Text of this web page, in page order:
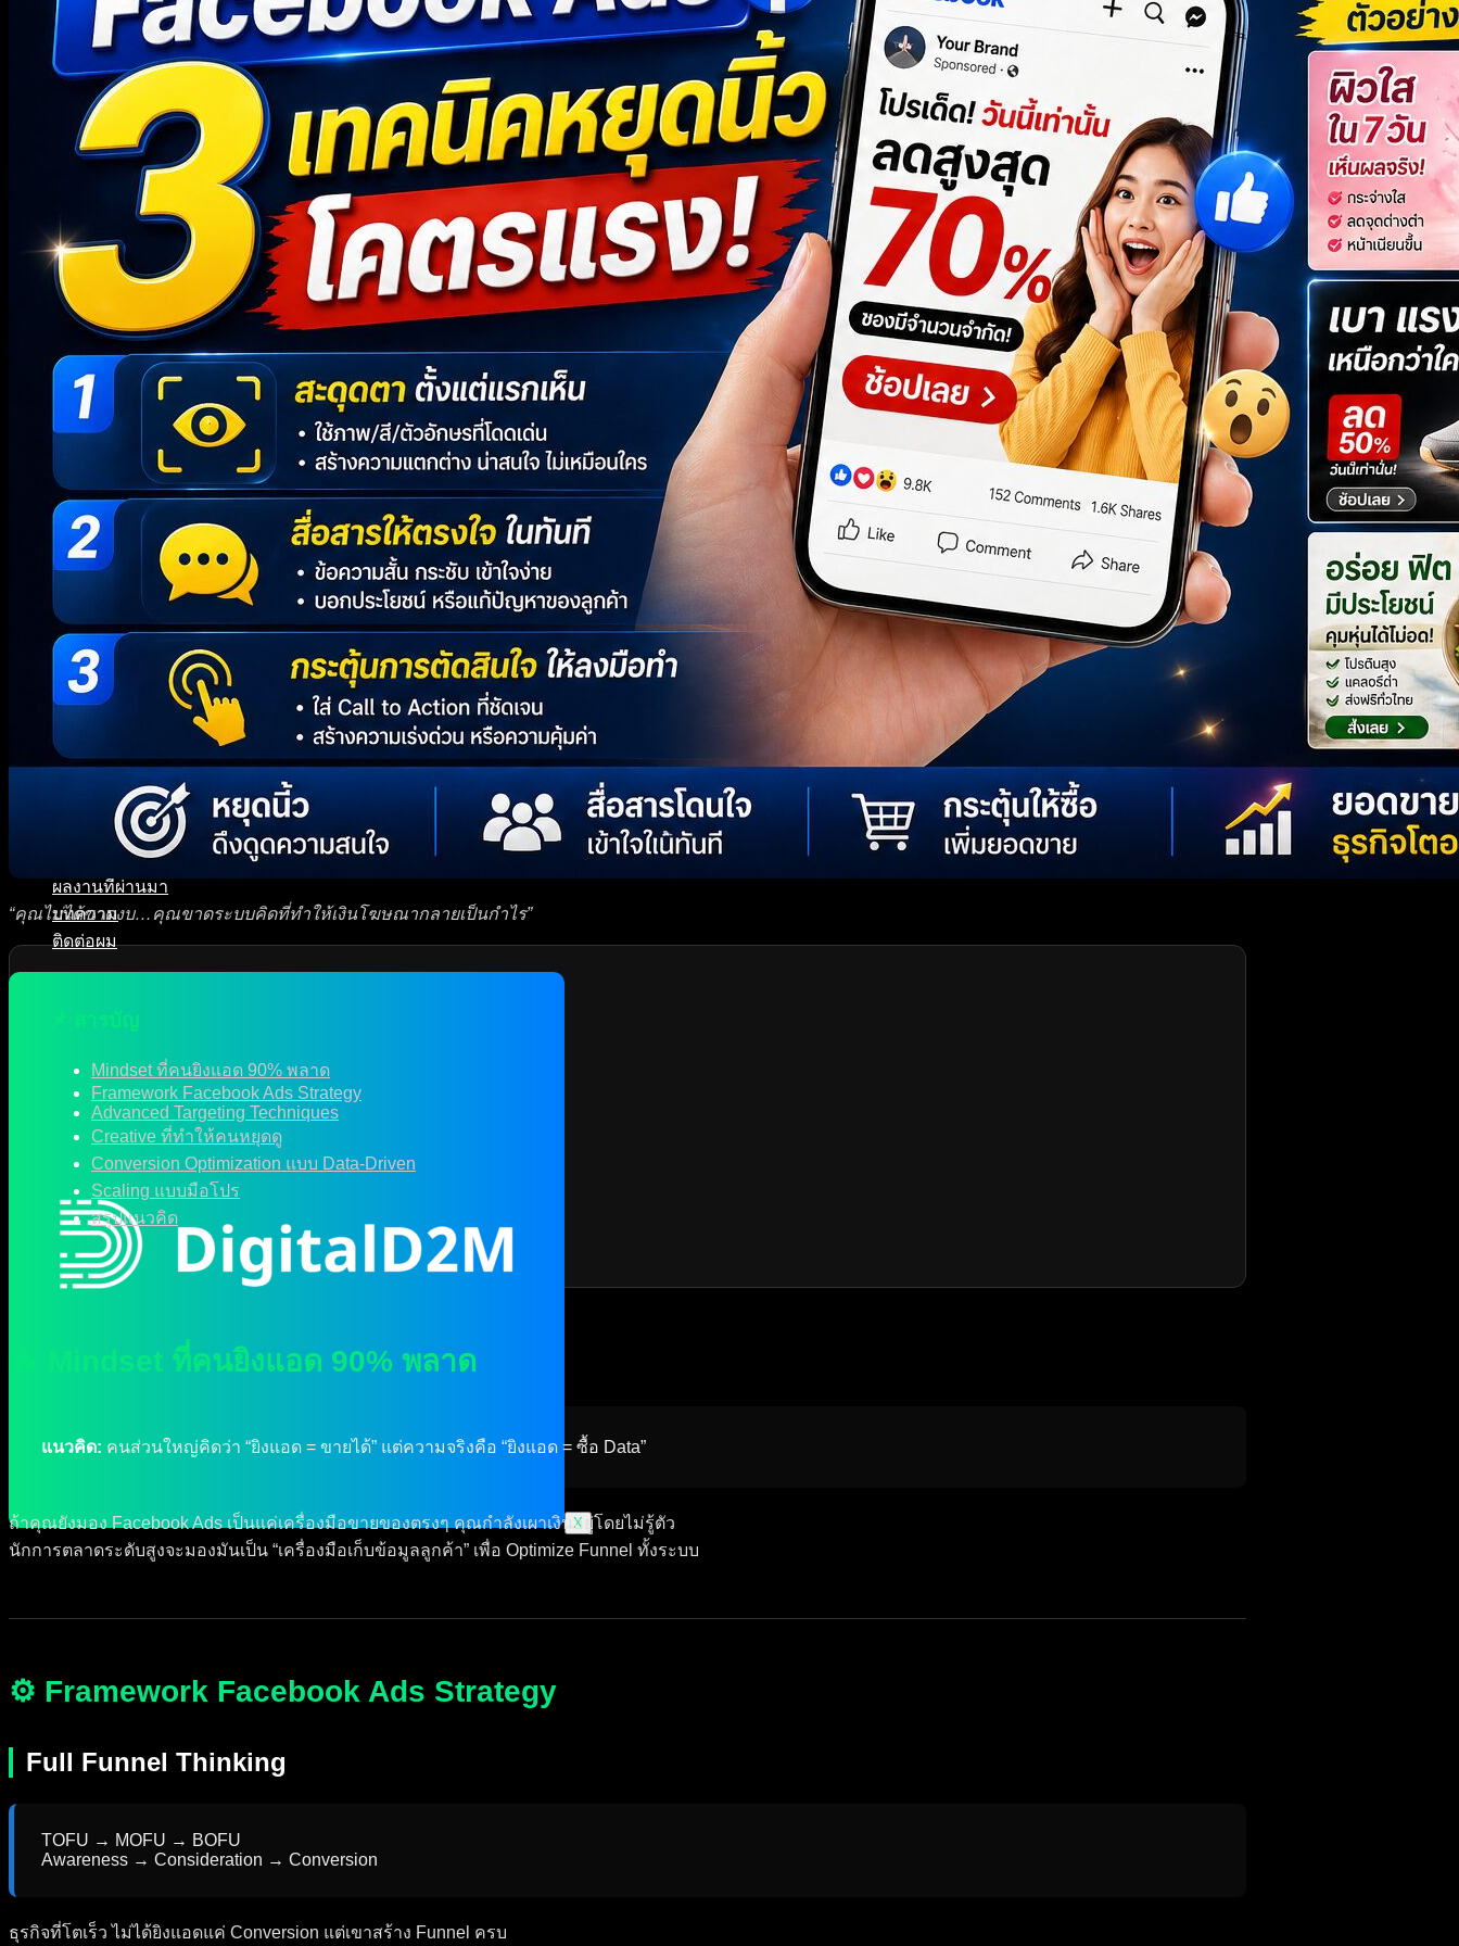
AI-Powered Performance Ads Certification
สถานที่เรียน
ขั้นตอนสมัครเรียน
นโยบายทางธุรกิจ และ การคืนเงิน
นโยบายความเป็นส่วนตัว
นโยบายคุกกี้
คอร์สทั้งหมด
คอร์ส Facebook
Facebook Ads Zero to Advance – สอนจับมือทำ ตั้งแต่ 0 จนโปร
คอร์ส Google
Google Ads Beginner to Expert – ทุกเทคนิคตั้งแต่พื้นฐานถึงขั้นสูง
คอร์ส AI
AI Automation for Business – วางแผนและติดปีกธุรกิจให้คุณด้วย AI
AI-Driven Marketing & Advertising – ทำโฆษณาและคอนเทนต์แบบมือโปรด้วย AI
คอร์สสอนเทรดหุ้นด้วย AI – วางพอร์ตแม่น วิเคราะห์หุ้นเป็น วางแผนการเงินได้
คอร์ส Shopee & Lazada
Shopee & Lazada Marketing & Ads – ตั้งค่าร้านและยิงแอดแบบจับมือทำ
บริการของเรา
SEO Audit Pro – วิเคราะห์เว็บไซต์ให้ติดหน้าแรก Google แบบมือโปร
ChatBot Pro – บริการติดตั้งแชทบอทครบทุกช่องทาง ทั้ง LINE, Facebook และเว็บไซต์
รับทำเว็บไซต์บริษัท ขายสินค้าได้ รองรับ SEO พร้อมดูแลหลังการขาย
รับทำโฆษณาออนไลน์ TikTok Facebook Google Ads ครบจบในที่เดียว
Digital Marketing Advisor Pro – ที่ปรึกษาการตลาดออนไลน์แบบมืออาชีพ
วางแผนเกษียณและการลงทุนเพื่อมนุษย์เงินเดือนโดยผู้เชี่ยวชาญ Investment Advisor
ผลงานที่ผ่านมา
บทความ
ติดต่อผม
X
“คุณไม่ได้ขาดงบ…คุณขาดระบบคิดที่ทำให้เงินโฆษณากลายเป็นกำไร”
📌 สารบัญ
Mindset ที่คนยิงแอด 90% พลาด
Framework Facebook Ads Strategy
Advanced Targeting Techniques
Creative ที่ทำให้คนหยุดดู
Conversion Optimization แบบ Data-Driven
Scaling แบบมือโปร
สรุปแนวคิด
🔥 Mindset ที่คนยิงแอด 90% พลาด
แนวคิด: คนส่วนใหญ่คิดว่า “ยิงแอด = ขายได้” แต่ความจริงคือ “ยิงแอด = ซื้อ Data”
ถ้าคุณยังมอง Facebook Ads เป็นแค่เครื่องมือขายของตรงๆ คุณกำลังเผาเงินอยู่โดยไม่รู้ตัว
นักการตลาดระดับสูงจะมองมันเป็น “เครื่องมือเก็บข้อมูลลูกค้า” เพื่อ Optimize Funnel ทั้งระบบ
⚙️ Framework Facebook Ads Strategy
Full Funnel Thinking
TOFU → MOFU → BOFU
Awareness → Consideration → Conversion
ธุรกิจที่โตเร็ว ไม่ได้ยิงแอดแค่ Conversion แต่เขาสร้าง Funnel ครบ